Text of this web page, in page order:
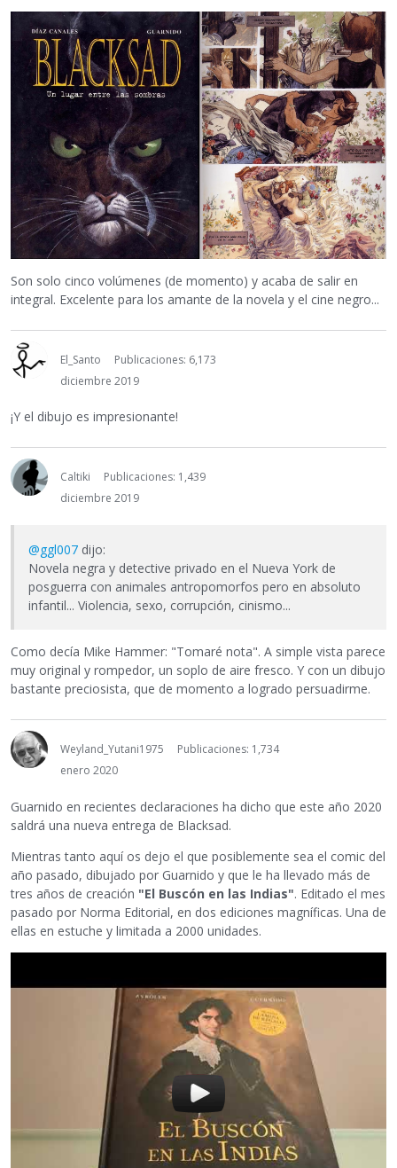
Son solo cinco volúmenes (de momento) y acaba de salir en
integral. Excelente para los amante de la novela y el cine negro...
El_Santo
Publicaciones: 6,173
diciembre 2019
¡Y el dibujo es impresionante!
Caltiki
Publicaciones: 1,439
diciembre 2019
@ggl007 dijo:
Novela negra y detective privado en el Nueva York de
posguerra con animales antropomorfos pero en absoluto
infantil... Violencia, sexo, corrupción, cinismo...
Como decía Mike Hammer: "Tomaré nota". A simple vista parece
muy original y rompedor, un soplo de aire fresco. Y con un dibujo
bastante preciosista, que de momento a logrado persuadirme.
Weyland_Yutani1975
Publicaciones: 1,734
enero 2020
Guarnido en recientes declaraciones ha dicho que este año 2020
saldrá una nueva entrega de Blacksad.
Mientras tanto aquí os dejo el que posiblemente sea el comic del
año pasado, dibujado por Guarnido y que le ha llevado más de
tres años de creación "El Buscón en las Indias". Editado el mes
pasado por Norma Editorial, en dos ediciones magníficas. Una de
ellas en estuche y limitada a 2000 unidades.